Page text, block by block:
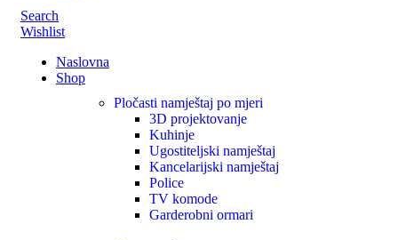
Search
Wishlist
Naslovna
Shop
Pločasti namještaj po mjeri
3D projektovanje
Kuhinje
Ugostiteljski namještaj
Kancelarijski namještaj
Police
TV komode
Garderobni ormari